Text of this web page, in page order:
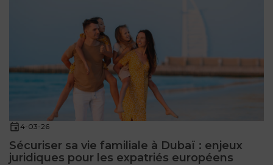
4-03-26
Sécuriser sa vie familiale à Dubaï : enjeux
juridiques pour les expatriés européens